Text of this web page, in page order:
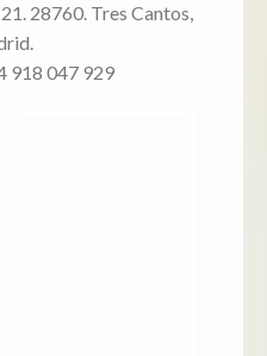
28760. Tres Cantos,
918 047 929